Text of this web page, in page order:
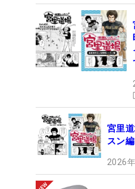
宮里
スン
2026